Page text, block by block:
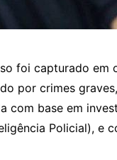
foi capturado em
por crimes
base em
Policial), e